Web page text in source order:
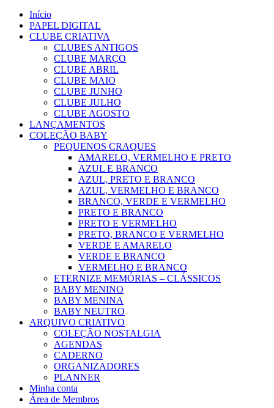
Início
PAPEL DIGITAL
CLUBE CRIATIVA
CLUBES ANTIGOS
CLUBE MARÇO
CLUBE ABRIL
CLUBE MAIO
CLUBE JUNHO
CLUBE JULHO
CLUBE AGOSTO
LANÇAMENTOS
COLEÇÃO BABY
PEQUENOS CRAQUES
AMARELO, VERMELHO E PRETO
AZUL E BRANCO
AZUL, PRETO E BRANCO
AZUL, VERMELHO E BRANCO
BRANCO, VERDE E VERMELHO
PRETO E BRANCO
PRETO E VERMELHO
PRETO, BRANCO E VERMELHO
VERDE E AMARELO
VERDE E BRANCO
VERMELHO E BRANCO
ETERNIZE MEMÓRIAS – CLÁSSICOS
BABY MENINO
BABY MENINA
BABY NEUTRO
ARQUIVO CRIATIVO
COLEÇÃO NOSTALGIA
AGENDAS
CADERNO
ORGANIZADORES
PLANNER
Minha conta
Área de Membros